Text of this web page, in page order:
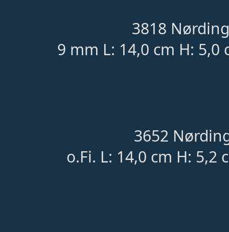
3818
9 mm L: 14,0 cm H: 5,0
3652
o.Fi. L: 14,0 cm H: 5,2